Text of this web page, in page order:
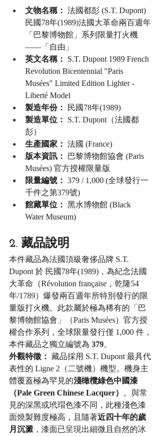
文物名稱： 法國都彭 (S.T. Dupont)
民國78年(1989)法國大革命兩百週年
「巴黎博物館」系列限量打火機
——「自由」
英文名稱：
S.T. Dupont 1989 French
Revolution Bicentennial "Paris
Musées" Limited Edition Lighter -
Liberté Model
製造年份：
民國78年(1989)
製造單位：
S.T. Dupont（法國都
彭）
生產國家： 法國 (France)
版本資訊：
巴黎博物館協會 (Paris
Musées) 官方授權限量版
限量編號： 379 / 1,000 (全球發行一
千件之第379號)
館藏單位： 黑水博物館 (Black
Water Museum)
2. 藏品說明
本件藏品為法國頂級奢侈品牌 S.T.
Dupont 於 民國78年(1989)，為紀念法國
大革命（Révolution française，乾隆54
年/1789）爆發兩百週年所特別發行的限
量版打火機。此款屬於極為稀有的「巴
黎博物館協會」（Paris Musées）官方授
權合作系列，全球限量發行僅 1,000 件，
本件藏品之獨立編號為 379。
外觀特徵： 藏品採用 S.T. Dupont 最具代
表性的 Ligne 2（二號機）機型。機身主
體覆蓋極為罕見的淺橄欖綠色中國漆
（Pale Green Chinese Lacquer）
。與常
見的深黑或玳瑁色漆不同，此種淺色漆
面燒製難度極高，且隨著近四十年的歲
月沉澱 ，漆面已呈現出細微且自然的冰